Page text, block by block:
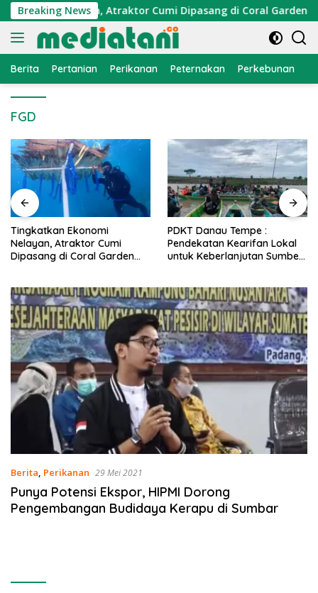
Langsung
ke
konten
Breaking News
Nelayan, Atraktor Cumi Dipasang di Coral Garden
Berita Pertanian Perikanan Peternakan Perkebunan
FGD
PDKT Danau Tempe :
Pendekatan Kearifan Lokal
untuk Keberlanjutan Sumber
Cara Mengatasi Penyakit
PMK pada Sapi Perah
Alami dan Medis
Berita, Perikanan 29 Mei 2021
Punya Potensi Ekspor, HIPMI Dorong
Pengembangan Budidaya Kerapu di Sumbar